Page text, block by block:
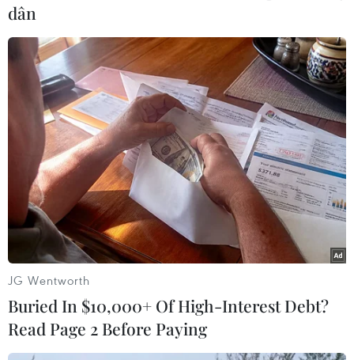
tại Làng Nủ được xác
minh là còn sống
Đầu giờ chiều 15/9, Ban chỉ đạo
tìm kiếm cứu hộ tại Làng Nủ ghi
nhận thêm 18 người đã cho là mất
tích đã được xác minh là còn
sống.
Ngay ngày mai 16/9, chính quyền địa phương sẽ
triển khai máy móc vào đo đạc, quy hoạch,
thống kê đền bù giải phóng mặt bằng, thi công,
quyết tâm hoàn thành trước 31/12/2024./.
dân
JG Wentworth
Buried In $10,000+ Of High-Interest Debt?
Read Page 2 Before Paying